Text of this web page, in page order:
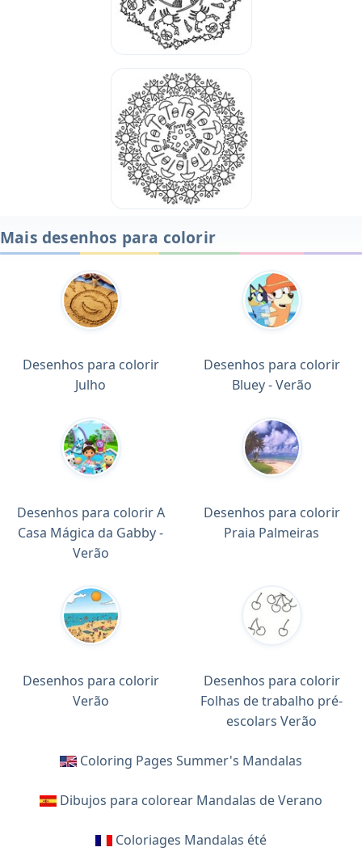
Mais desenhos para colorir
Desenhos para colorir
Julho
Desenhos para colorir
Bluey - Verão
Desenhos para colorir A
Casa Mágica da Gabby -
Verão
Desenhos para colorir
Praia Palmeiras
Desenhos para colorir
Verão
Desenhos para colorir
Folhas de trabalho pré-
escolars Verão
Coloring Pages Summer's Mandalas
Dibujos para colorear Mandalas de Verano
Coloriages Mandalas été